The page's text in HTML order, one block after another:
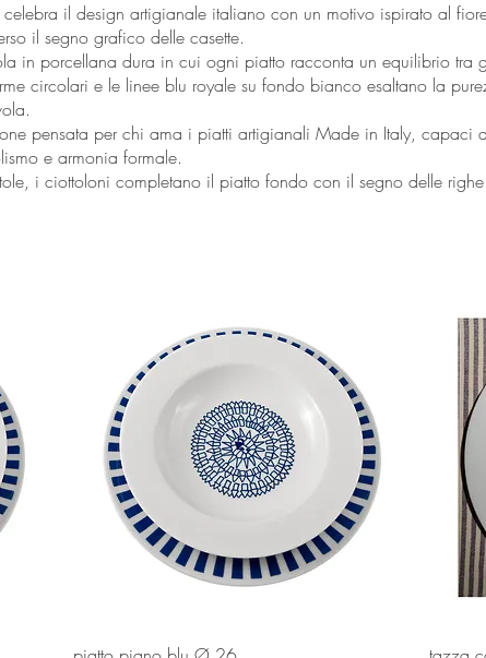
celebra il design artigianale italiano con un motivo ispirato al
il segno grafico delle casette.
in porcellana dura in cui ogni piatto racconta un equilibrio tra
circolari e le linee blu royale su fondo bianco esaltano la
pensata per chi ama i piatti artigianali Made in Italy, capaci
e armonia formale.
i ciottoloni completano il piatto fondo con il segno delle righe.
Vista rapida